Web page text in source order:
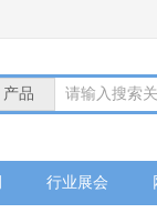
产品 请输入搜索
行业展会